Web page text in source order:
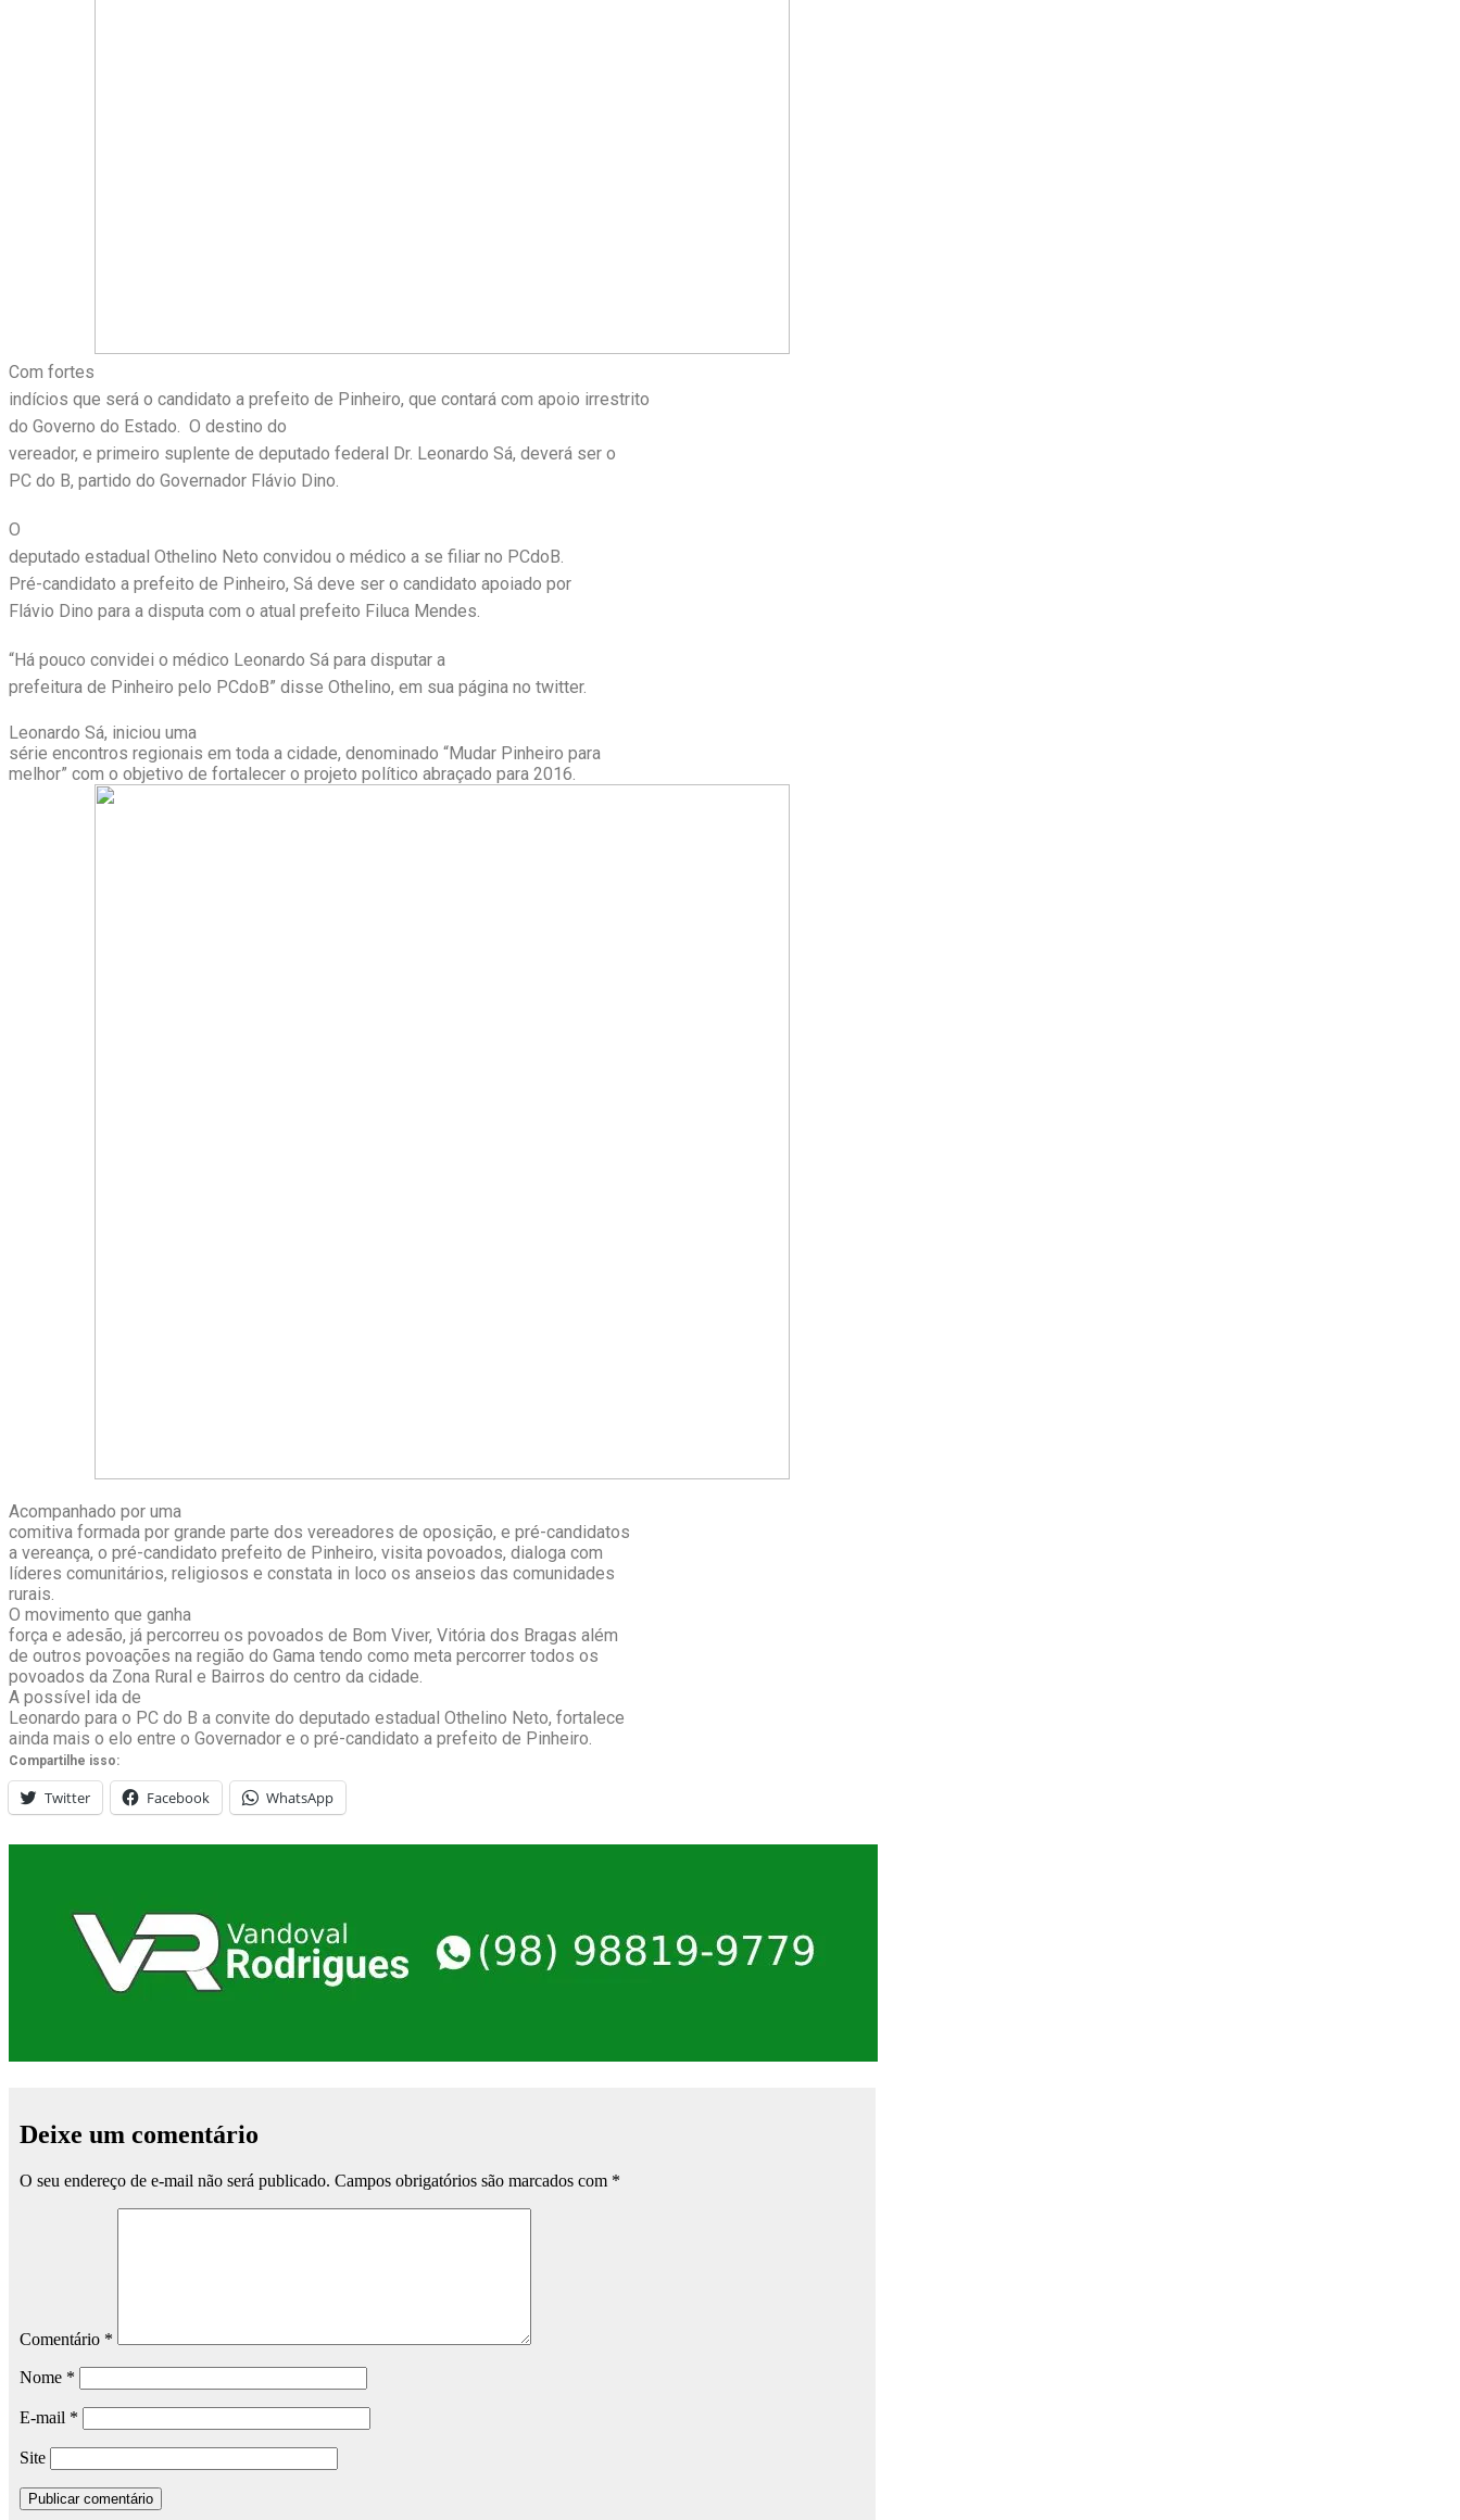
Com fortes
indícios que será o candidato a prefeito de Pinheiro, que contará com apoio irrestrito
do Governo do Estado. O destino do
vereador, e primeiro suplente de deputado federal Dr. Leonardo Sá, deverá ser o
PC do B, partido do Governador Flávio Dino.
O
deputado estadual Othelino Neto convidou o médico a se filiar no PCdoB.
Pré-candidato a prefeito de Pinheiro, Sá deve ser o candidato apoiado por
Flávio Dino para a disputa com o atual prefeito Filuca Mendes.
“Há pouco convidei o médico Leonardo Sá para disputar a
prefeitura de Pinheiro pelo PCdoB” disse Othelino, em sua página no twitter.
Leonardo Sá, iniciou uma
série encontros regionais em toda a cidade, denominado “Mudar Pinheiro para
melhor” com o objetivo de fortalecer o projeto político abraçado para 2016.
Acompanhado por uma
comitiva formada por grande parte dos vereadores de oposição, e pré-candidatos
a vereança, o pré-candidato prefeito de Pinheiro, visita povoados, dialoga com
líderes comunitários, religiosos e constata in loco os anseios das comunidades
rurais.
O movimento que ganha
força e adesão, já percorreu os povoados de Bom Viver, Vitória dos Bragas além
de outros povoações na região do Gama tendo como meta percorrer todos os
povoados da Zona Rural e Bairros do centro da cidade.
A possível ida de
Leonardo para o PC do B a convite do deputado estadual Othelino Neto, fortalece
ainda mais o elo entre o Governador e o pré-candidato a prefeito de Pinheiro.
Compartilhe isso:
Twitter Facebook WhatsApp
Deixe um comentário
O seu endereço de e-mail não será publicado. Campos obrigatórios são marcados com *
Comentário *
Nome *
E-mail *
Site